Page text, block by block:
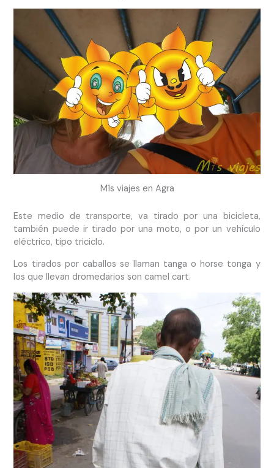
M1s viajes en Agra
Este medio de transporte, va tirado por una bicicleta,
también puede ir tirado por una moto, o por un vehículo
eléctrico, tipo triciclo.
Los tirados por caballos se llaman tanga o horse tonga y
los que llevan dromedarios son camel cart.